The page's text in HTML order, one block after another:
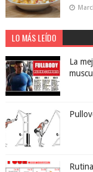
LO MÁS LEÍDO
La